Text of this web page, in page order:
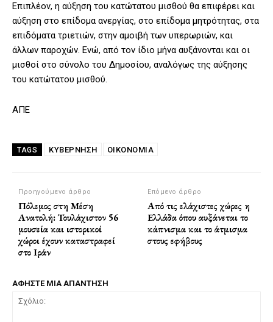
Επιπλέον, η αύξηση του κατώτατου μισθού θα επιφέρει και
αύξηση στο επίδομα ανεργίας, στο επίδομα μητρότητας, στα
επιδόματα τριετιών, στην αμοιβή των υπερωριών, και
άλλων παροχών. Ενώ, από τον ίδιο μήνα αυξάνονται και οι
μισθοί στο σύνολο του Δημοσίου, αναλόγως της αύξησης
του κατώτατου μισθού.
ΑΠΕ
TAGS ΚΥΒΕΡΝΗΣΗ ΟΙΚΟΝΟΜΙΑ
Προηγούμενο άρθρο
Πόλεμος στη Μέση
Ανατολή: Τουλάχιστον 56
μουσεία και ιστορικοί
χώροι έχουν καταστραφεί
στο Ιράν
Επόμενο άρθρο
Από τις ελάχιστες χώρες η
Ελλάδα όπου αυξάνεται το
κάπνισμα και το άτμισμα
στους εφήβους
ΑΦΗΣΤΕ ΜΙΑ ΑΠΑΝΤΗΣΗ